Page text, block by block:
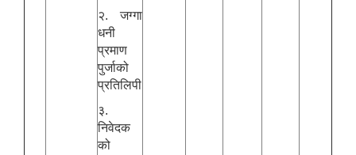
२. जग्गा
धनी
प्रमाण
पुर्जाको
प्रतिलिपी
३.
निवेदक
को